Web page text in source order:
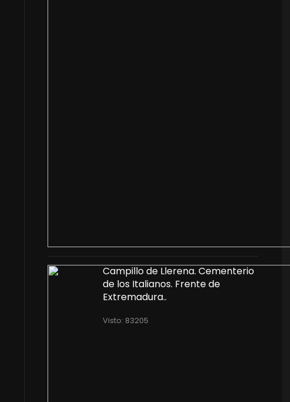
Campillo de Llerena. Cementerio
de los Italianos. Frente de
Extremadura..
Visto: 83205